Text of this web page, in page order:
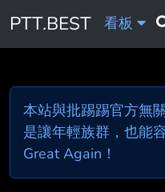
PTT.BEST 看板
本站與批踢踢官方無
是讓年輕族群，也能
Great Again！